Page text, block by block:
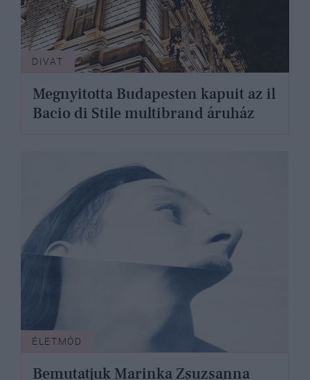
DIVAT
Megnyitotta Budapesten kapuit az il
Bacio di Stile multibrand áruház
ÉLETMÓD
Bemutatjuk Marinka Zsuzsanna